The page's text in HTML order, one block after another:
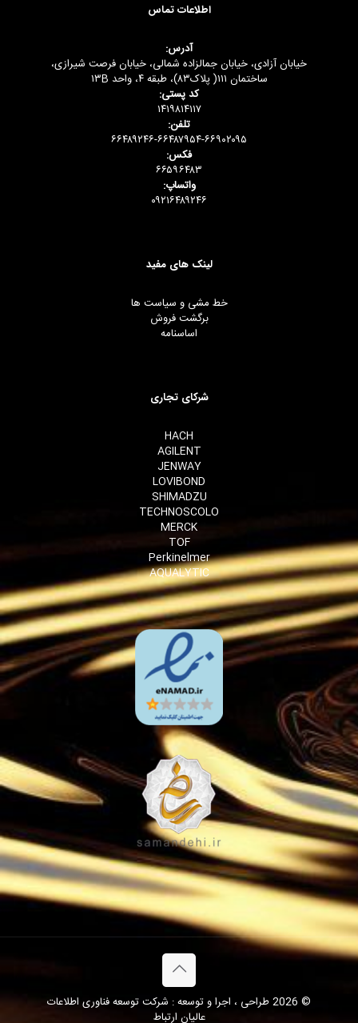
اطلاعات تماس
آدرس:
خیابان آزادی، خیابان جمالزاده شمالی، خیابان فرصت شیرازی،
ساختمان ۱۱۱( پلاک۸۳)، طبقه ۴، واحد ۱۳B
کد پستی:
۱۴۱۹۸۱۴۱۱۷
تلفن:
۶۶۴۸۹۲۴۶-۶۶۴۸۷۹۵۴-۶۶۹۰۲۰۹۵
فکس:
۶۶۵۹۶۴۸۳
واتساپ:
۰۹۲۱۶۴۸۹۲۴۶
لینک های مفید
خط مشی و سیاست ها
برگشت فروش
اساسنامه
شرکای تجاری
HACH
AGILENT
JENWAY
LOVIBOND
SHIMADZU
TECHNOSCOLO
MERCK
TOF
Perkinelmer
AQUALYTIC
© 2026 طراحی ، اجرا و توسعه : شرکت توسعه فناوری اطلاعات
عالیان ارتباط